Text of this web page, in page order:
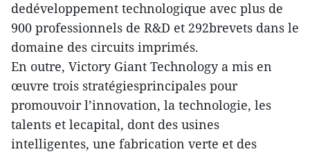
dedéveloppement technologique avec plus de
900 professionnels de R&D et 292brevets dans le
domaine des circuits imprimés.
En outre, Victory Giant Technology a mis en
œuvre trois stratégiesprincipales pour
promouvoir l’innovation, la technologie, les
talents et lecapital, dont des usines
intelligentes, une fabrication verte et des